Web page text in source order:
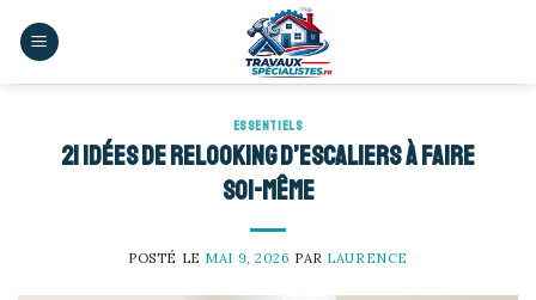
ESSENTIELS
21 idées de relooking d’escaliers à faire
soi-même
POSTÉ LE MAI 9, 2026 PAR LAURENCE